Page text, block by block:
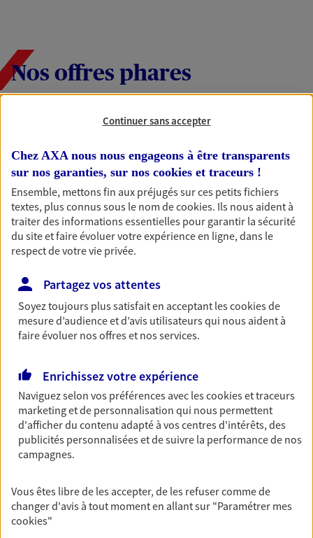
Nos offres phares
Réalisez vos projets grâce à votre épargne : achat
immobilier, études des enfants ou voyage autour
du monde… Épargnez à votre rythme et
simplement, selon votre profil.
Retraite
Préparez sereinement ce nouveau chapitre de
votre vie avec les conseils d'un expert. Découvrez
notre solution PER (Plan Epargne Retraite)
spécialement conçue pour la retraite.
Couvrez vos dépenses de santé ainsi que celles de
votre famille avec la complémentaire santé qui
vous ressemble.
Prévoyance
Pour un avenir serein, assurez-vous avec notre
d'accident ou de maladie en optant pour les
garanties incapacité temporaire totale de travail,
invalidité ou de décès.
Continuer sans accepter
Chez AXA nous nous engageons à être transparents
sur nos garanties, sur nos cookies et traceurs !
Ensemble, mettons fin aux préjugés sur ces petits fichiers
textes, plus connus sous le nom decookies. Ils nous aident à
traiter des informations essentielles pour garantir la sécurité
du site et faire évoluer votre expérience en ligne, dans le
respect de votre vie privée.
Partagez vos attentes
Soyez toujours plus satisfait en acceptant lescookiesde
mesure d’audience et d’avis utilisateurs qui nous aident à
faire évoluer nos offres et nos services.
Enrichissez votre expérience
Naviguez selon vos préférences avec lescookies et traceurs
marketing et de personnalisation qui nous permettent
d'afficher du contenu adapté à vos centres d'intérêts, des
publicités personnalisées et de suivre la performance de nos
campagnes.
Vous êtes libre de les accepter, de les refuser comme de
changer d'avis à tout moment en allant sur "Paramétrer mes
cookies"